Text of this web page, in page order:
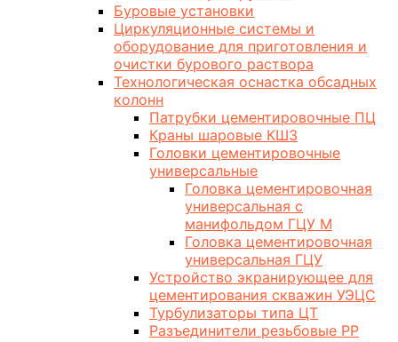
Буровые установки
Циркуляционные системы и
оборудование для приготовления и
очистки бурового раствора
Технологическая оснастка обсадных
колонн
Патрубки цементировочные ПЦ
Краны шаровые КШЗ
Головки цементировочные
универсальные
Головка цементировочная
универсальная с
манифольдом ГЦУ М
Головка цементировочная
универсальная ГЦУ
Устройство экранирующее для
цементирования скважин УЭЦС
Турбулизаторы типа ЦТ
Разъединители резьбовые РР